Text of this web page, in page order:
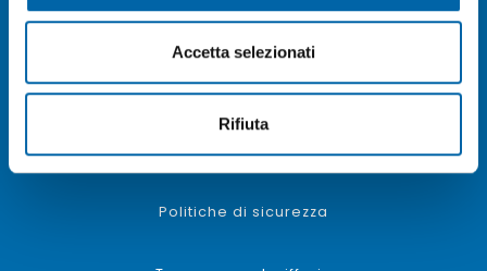
Accetta selezionati
Rifiuta
News
Carta dei servizi
Privacy Policy
Politiche di sicurezza